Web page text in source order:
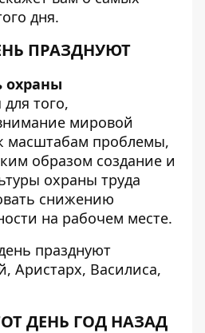
дня.
ПРАЗДНУЮТ
охраны
того,
мировой
масштабам проблемы,
образом создание и
охраны труда
снижению
на рабочем месте.
празднуют
Аристарх, Василиса,
ДЕНЬ ГОД НАЗАД